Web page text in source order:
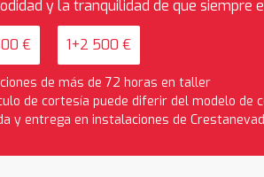
y la tranquilidad de que siempre
€ 1+2 500 €
de más de 72 horas en taller
de cortesía puede diferir del modelo de
y entrega en instalaciones de